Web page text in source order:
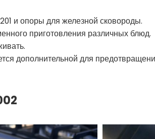
и опоры для железной сковороды.
приготовления различных блюд.
дополнительной для